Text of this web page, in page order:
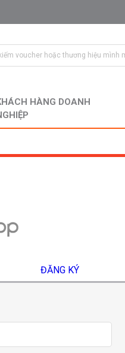
HÀNG DOANH
ĐĂNG KÝ